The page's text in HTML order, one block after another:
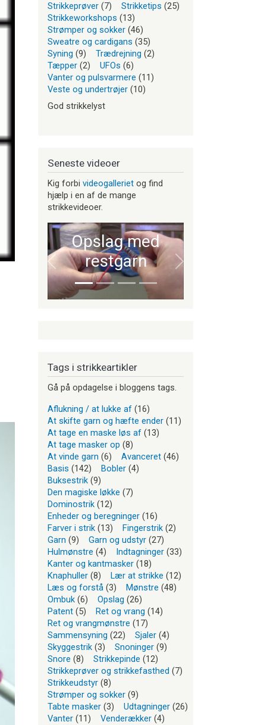
Strikkeprøver (7) Strikketips (25)
Strikkeworkshops (13)
Strømper og sokker (46)
Sweatre og cardigans (35)
Syning (9) Trædrejning (2)
Tæpper (2) UFOs (6)
Vanter og pulsvarmere (11)
Veste og undertrøjer (10)
God strikkelyst
Seneste videoer
Kig forbi videogalleriet og find
hjælp i en af de mange
strikkevideoer.
Opslag med
restgarn
Forrige Næste
Tags i strikkeartikler
Gå på opdagelse i bloggens tags.
Aflukning / at lukke af (16)
At skifte garn og hæfte ender (11)
At tage en maske løs af (13)
At tage masker op (8)
At vinde garn (6) Avanceret (46)
Basis (142) Bobler (4)
Buksestrik (9)
Den magiske løkke (7)
Dominostrik (12)
Enheder og beregninger (16)
Farver i strik (13) Fingerstrik (2)
Garn (9) Garn og udstyr (27)
Hulmønstre (4) Indtagninger (33)
Kanter og kantmasker (18)
Knaphuller (8) Lær at strikke (12)
Læs og forstå (3) Mønstre (48)
Ombuk (6) Opslag (26)
Patent (5) Ret og vrang (14)
Ret og vrangmønstre (17)
Sammensyning (22) Sjaler (4)
Skyggestrik (3) Snoninger (9)
Snore (8) Strikkepinde (12)
Strikkeprøver og strikkefasthed (7)
Strikkeudstyr (8)
Strømper og sokker (9)
Tabte masker (3) Udtagninger (26)
Vanter (11) Venderækker (4)